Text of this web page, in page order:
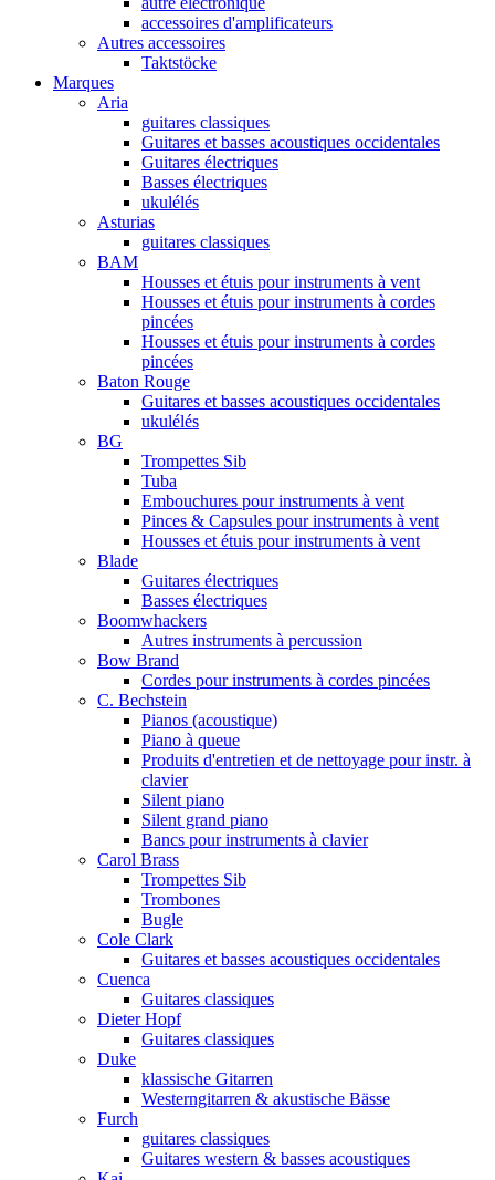
accessoires d'amplificateurs
Autres accessoires
Taktstöcke
Marques
Aria
guitares classiques
Guitares et basses acoustiques occidentales
Guitares électriques
Basses électriques
ukulélés
Asturias
guitares classiques
BAM
Housses et étuis pour instruments à vent
Housses et étuis pour instruments à cordes
pincées
Housses et étuis pour instruments à cordes
pincées
Baton Rouge
Guitares et basses acoustiques occidentales
ukulélés
BG
Trompettes Sib
Tuba
Embouchures pour instruments à vent
Pinces & Capsules pour instruments à vent
Housses et étuis pour instruments à vent
Blade
Guitares électriques
Basses électriques
Boomwhackers
Autres instruments à percussion
Bow Brand
Cordes pour instruments à cordes pincées
C. Bechstein
Pianos (acoustique)
Piano à queue
Produits d'entretien et de nettoyage pour instr. à
clavier
Silent piano
Silent grand piano
Bancs pour instruments à clavier
Carol Brass
Trompettes Sib
Trombones
Bugle
Cole Clark
Guitares et basses acoustiques occidentales
Cuenca
Guitares classiques
Dieter Hopf
Guitares classiques
Duke
klassische Gitarren
Westerngitarren & akustische Bässe
Furch
guitares classiques
Guitares western & basses acoustiques